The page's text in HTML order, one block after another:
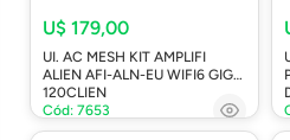
U$ 179,00
UI. AC MESH KIT AMPLIFI
ALIEN AFI-ALN-EU WIFI6 GIGA
120CLIEN
Cód: 7653